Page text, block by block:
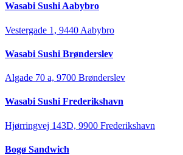
Wasabi Sushi Aabybro
Vestergade 1, 9440 Aabybro
Wasabi Sushi Brønderslev
Algade 70 a, 9700 Brønderslev
Wasabi Sushi Frederikshavn
Hjørringvej 143D, 9900 Frederikshavn
Bogø Sandwich